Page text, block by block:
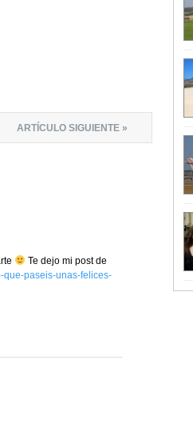
ARTÍCULO SIGUIENTE »
Te dejo mi post de
que-paseis-unas-felices-